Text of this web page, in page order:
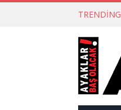
TRENDING